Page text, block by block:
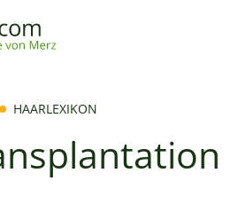
HAARLEXIKON